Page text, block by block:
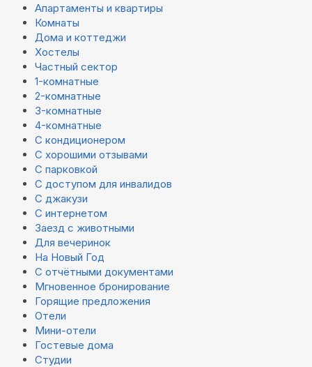
Апартаменты и квартиры
Комнаты
Дома и коттеджи
Хостелы
Частный сектор
1-комнатные
2-комнатные
3-комнатные
4-комнатные
С кондиционером
С хорошими отзывами
С парковкой
С доступом для инвалидов
С джакузи
С интернетом
Заезд с животными
Для вечеринок
На Новый Год
С отчётными документами
Мгновенное бронирование
Горящие предложения
Отели
Мини-отели
Гостевые дома
Студии